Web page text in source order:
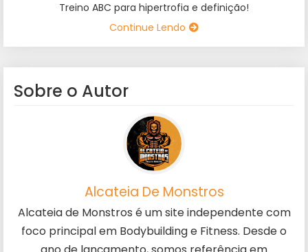
Treino ABC para hipertrofia e definição!
Continue Lendo
Sobre o Autor
Alcateia De Monstros
Alcateia de Monstros é um site independente com
foco principal em Bodybuilding e Fitness. Desde o